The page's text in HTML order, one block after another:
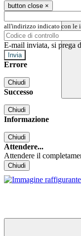
button close ×
all'indirizzo indicato con le
E-mail inviata, si prega
Errore
Chiudi
Successo
Chiudi
Informazione
Chiudi
Attendere...
Attendere il
Chiudi